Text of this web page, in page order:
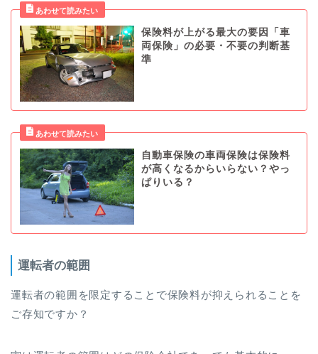
保険料が上がる最大の要因「車
両保険」の必要・不要の判断基
準
自動車保険の車両保険は保険料
が高くなるからいらない？やっ
ぱりいる？
運転者の範囲
運転者の範囲を限定することで保険料が抑えられることを
ご存知ですか？